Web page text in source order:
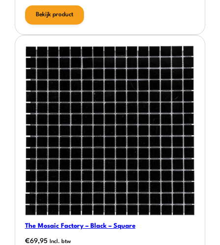
Bekijk product
The Mosaic Factory – Black – Square
€69,95 Incl. btw